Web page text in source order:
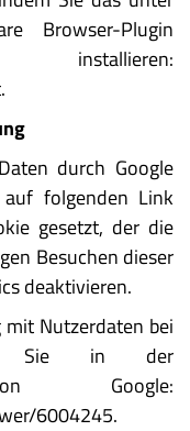
Browser-Plugin
durch Google
folgenden Link
gesetzt, der die
Besuchen dieser
deaktivieren.
Nutzerdaten bei
Sie in der
von Google:
6004245.